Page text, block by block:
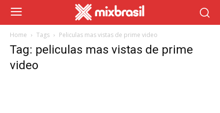
Home Tags Peliculas mas vistas de prime video
Tag: peliculas mas vistas de prime
video